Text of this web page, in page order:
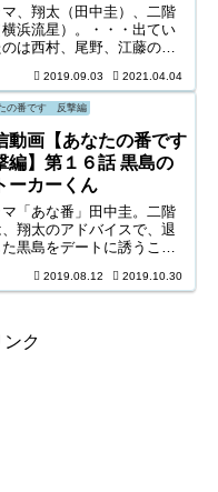
マ、翔太（田中圭）、二階
浜流星）。・・・出てい
のは西村、尾野、江藤の３
ホテルで待っていた翔太と
の前に現れたのは、尾野
。その時、翔太は何者か
から絞め落とされる。尾
結託して様子の二階堂。
2019.09.03 2021.04.04
の番です 反撃編
動画【あなたの番です
編】第１６話 黒島の
ーカーくん
マ「あな番」田中圭。二階
翔太のアドバイスで、退
た黒島をデートに誘うこと
、理系独自の目線で、ひま
ー・内山達生（大内田悠
が見ていた。一体彼は何者
2019.08.12 2019.10.30
ク